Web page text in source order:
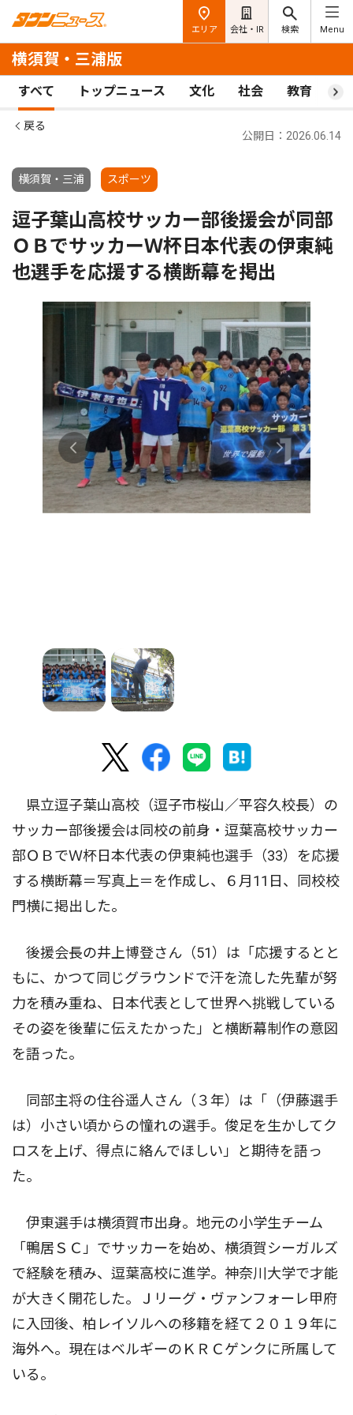
エリア 会社・IR 検索 Menu
横須賀・三浦版
すべて トップニュース 文化 社会 教育 ス
戻る
横須賀・三浦 スポーツ
公開日：2026.06.14
逗子葉山高校サッカー部後援会が同部
ＯＢでサッカーＷ杯日本代表の伊東純
也選手を応援する横断幕を掲出
県立逗子葉山高校（逗子市桜山／平容久校長）の
サッカー部後援会は同校の前身・逗葉高校サッカー
部ＯＢでＷ杯日本代表の伊東純也選手（33）を応援
する横断幕＝写真上＝を作成し、６月11日、同校校
門横に掲出した。
後援会長の井上博登さん（51）は「応援するとと
もに、かつて同じグラウンドで汗を流した先輩が努
力を積み重ね、日本代表として世界へ挑戦している
その姿を後輩に伝えたかった」と横断幕制作の意図
を語った。
同部主将の住谷遥人さん（３年）は「（伊藤選手
は）小さい頃からの憧れの選手。俊足を生かしてク
ロスを上げ、得点に絡んでほしい」と期待を語っ
た。
伊東選手は横須賀市出身。地元の小学生チーム
「鴨居ＳＣ」でサッカーを始め、横須賀シーガルズ
で経験を積み、逗葉高校に進学。神奈川大学で才能
が大きく開花した。Ｊリーグ・ヴァンフォーレ甲府
に入団後、柏レイソルへの移籍を経て２０１９年に
海外へ。現在はベルギーのＫＲＣゲンクに所属して
いる。